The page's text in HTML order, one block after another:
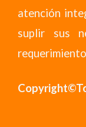
atención
suplir sus